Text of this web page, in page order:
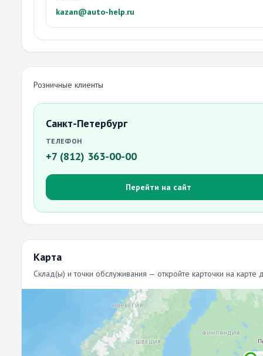
kazan@auto-help.ru
Розничные клиенты
Санкт-Петербург
ТЕЛЕФОН
+7 (812) 363-00-00
Перейти на сайт
Карта
Склад(ы) и точки обслуживания — откройте карточки на карте